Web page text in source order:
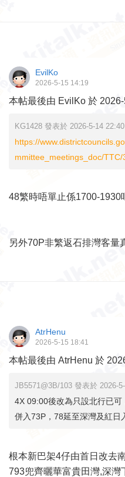
EvilKo
2026-5-15 14:19
本帖最後由 EvilKo 於
KG1428 發表於 2026-5-14 22:40
https://
mmittee_meetings_doc/
48繁時唔單止係1700-1930
另外70P非繁返石排灣客量
AtrHenu
2026-5-15 18:41
本帖最後由 AtrHenu 於
JB5571@3B/103 發表於 2026-
4X 09:00後改為只設北行已
併入73P，78延至深灣及紅日
根本新巴架4仔由首日改去
793兜齊曬華富貴田灣,深灣